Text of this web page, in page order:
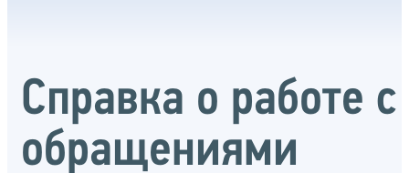
Справка о работе с
обращениями